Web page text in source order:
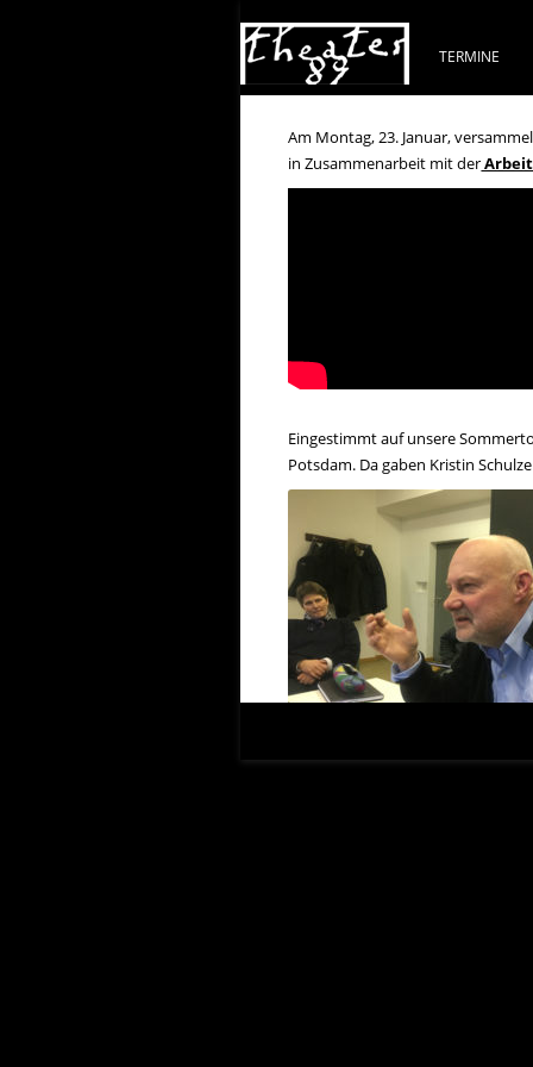
TERMINE
Am Montag, 23. Januar,
in Zusammenarbeit mit der
Eingestimmt auf unsere
Potsdam. Da gaben Kristin